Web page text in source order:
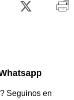
Seguinos en